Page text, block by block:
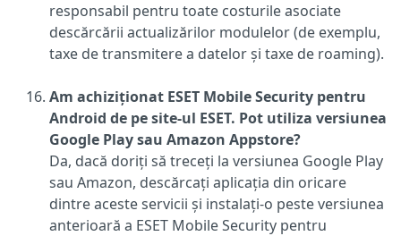
responsabil pentru toate costurile asociate
descărcării actualizărilor modulelor (de exemplu,
taxe de transmitere a datelor și taxe de roaming).
Am achiziționat ESET Mobile Security pentru
Android de pe site-ul ESET. Pot utiliza versiunea
Google Play sau Amazon Appstore?
Da, dacă doriți să treceți la versiunea Google Play
sau Amazon, descărcați aplicația din oricare
dintre aceste servicii și instalați-o peste versiunea
anterioară a ESET Mobile Security pentru